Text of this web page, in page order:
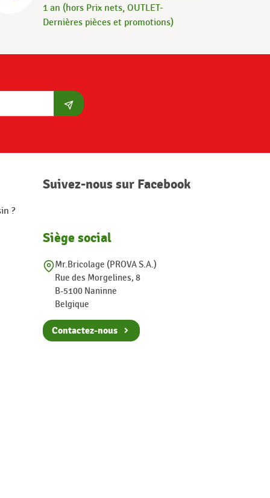
1 an (hors Prix nets, OUTLET-
Dernières pièces et promotions)
S'abonner
?
Suivez-nous sur Facebook
Siège social
Mr.Bricolage (PROVA S.A.)
Rue des Morgelines, 8
B-5100 Naninne
Belgique
Contactez-nous